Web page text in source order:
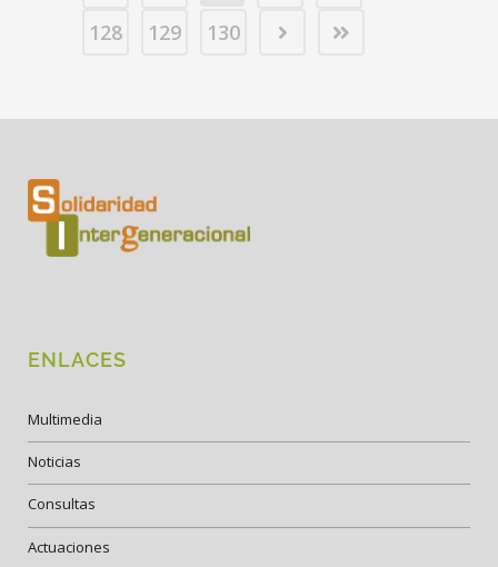
128
129 130
ENLACES
Multimedia
Noticias
Consultas
Actuaciones